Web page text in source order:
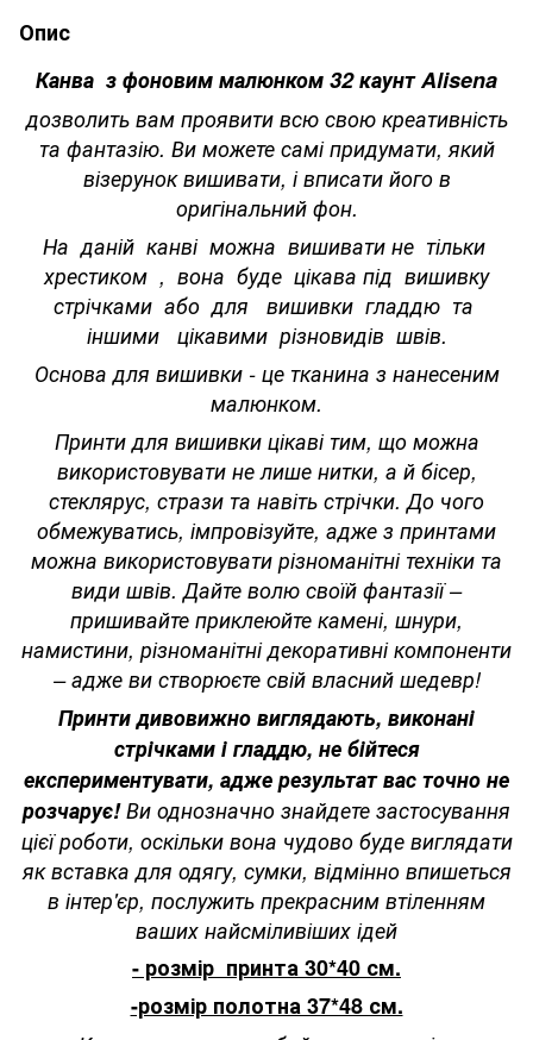
Опис
Канва з фоновим малюнком 32 каунт Alisena
дозволить вам проявити всю свою креативність
та фантазію. Ви можете самі придумати, який
візерунок вишивати, і вписати його в
оригінальний фон.
На даній канві можна вишивати не тільки
хрестиком , вона буде цікава під вишивку
стрічками або для вишивки гладдю та
іншими цікавими різновидів швів.
Основа для вишивки - це тканина з нанесеним
малюнком.
Принти для вишивки цікаві тим, що можна
використовувати не лише нитки, а й бісер,
стеклярус, стрази та навіть стрічки. До чого
обмежуватись, імпровізуйте, адже з принтами
можна використовувати різноманітні техніки та
види швів. Дайте волю своїй фантазії –
пришивайте приклеюйте камені, шнури,
намистини, різноманітні декоративні компоненти
– адже ви створюєте свій власний шедевр!
Принти дивовижно виглядають, виконані
стрічками і гладдю, не бійтеся
експериментувати, адже результат вас точно не
розчарує! Ви однозначно знайдете застосування
цієї роботи, оскільки вона чудово буде виглядати
як вставка для одягу, сумки, відмінно впишеться
в інтер'єр, послужить прекрасним втіленням
ваших найсміливіших ідей
- розмір принта 30*40 см.
-розмір полотна 37*48 см.